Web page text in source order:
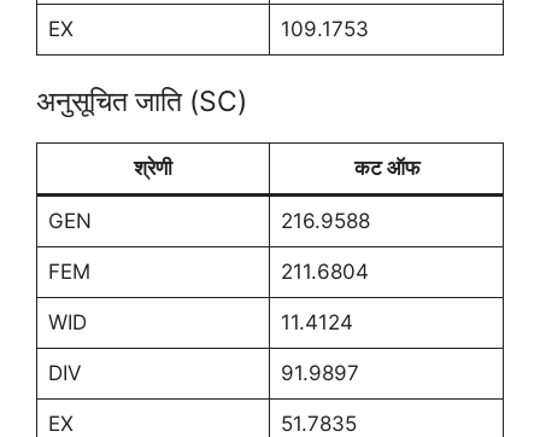
EX 109.1753
अनुसूचित जाति (SC)
श्रेणी कट ऑफ
GEN 216.9588
FEM 211.6804
WID 11.4124
DIV 91.9897
EX 51.7835